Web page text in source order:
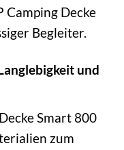
Camping Decke
Begleiter.
und
Smart 800
zum